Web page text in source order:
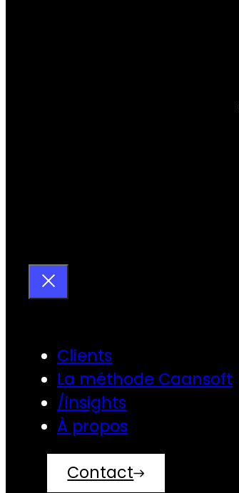
Clients
La méthode Caansoft
/insights
À propos
Contact